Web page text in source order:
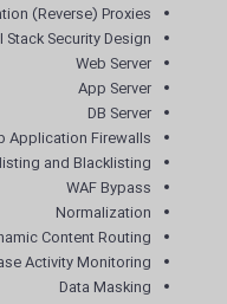
(Reverse) Proxies
Stack Security Design
Web Server
App Server
DB Server
Application Firewalls
and Blacklisting
WAF Bypass
Normalization
Content Routing
Activity Monitoring
Data Masking